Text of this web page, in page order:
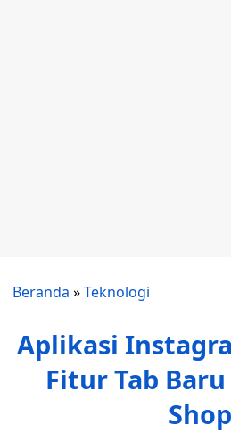
Beranda »Teknologi
Aplikasi
Fitur Tab
Shop